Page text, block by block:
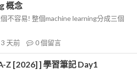
概念
不容易! 整個machine learning分成三個
3 天前 0個留言
Z [2026] ] 學習筆記 Day1